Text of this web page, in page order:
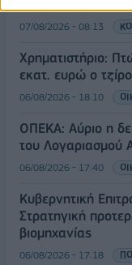
07/08/2026 - 08:13
Χρηματιστήριο:
εκατ. ευρώ ο
06/08/2026 - 18:10
ΟΠΕΚΑ: Αύριο η
του Λογαριασμού
06/08/2026 - 17:40
Κυβερνητική
Στρατηγική
βιομηχανίας
06/08/2026 - 17:18